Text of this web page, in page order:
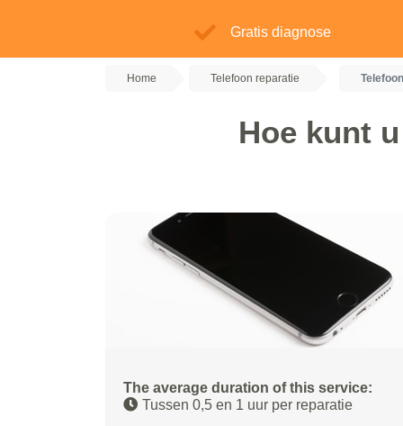
Gratis diagnose
Home Telefoon reparatie
Hoe kunt
The average duration of this service:
Tussen 0,5 en 1 uur per reparatie